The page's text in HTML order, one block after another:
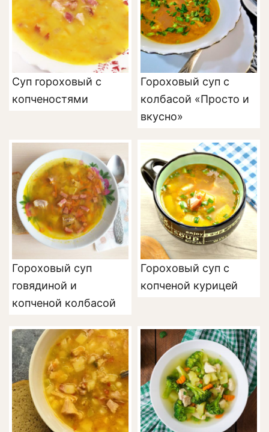
Суп гороховый с
копченостями
Гороховый суп с
колбасой «Просто и
вкусно»
Гороховый суп
говядиной и
копченой колбасой
Гороховый суп с
копченой курицей